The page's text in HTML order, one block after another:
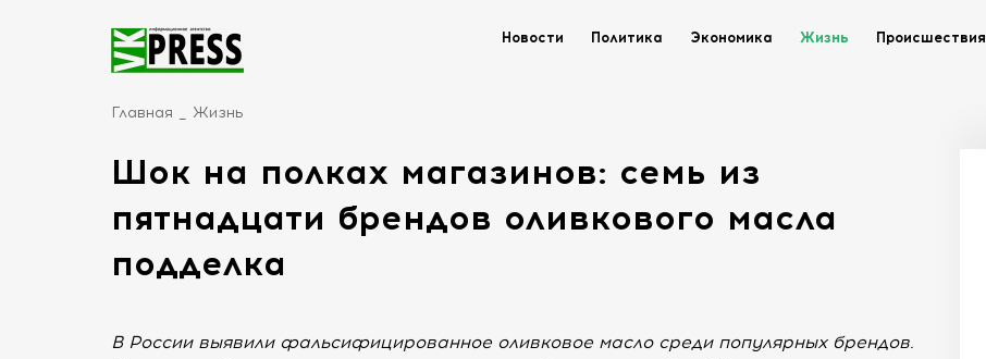
Новости Политика Экономика Жизнь Происшествия
Главная Жизнь
Шок на полках магазинов: семь из
пятнадцати брендов оливкового масла
подделка
В России выявили фальсифицированное оливковое масло среди популярных брендов.